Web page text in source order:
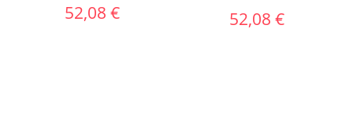
52,08 € 52,08 €